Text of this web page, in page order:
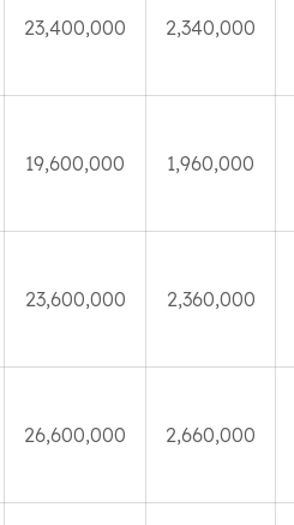
23,400,000 2,340,000
19,600,000 1,960,000
23,600,000 2,360,000
26,600,000 2,660,000